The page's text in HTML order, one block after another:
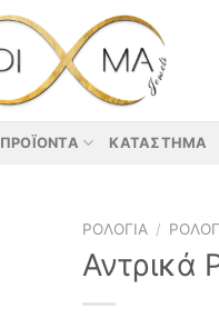
ΠΡΟΪΌΝΤΑ ΚΑΤΆΣΤΗΜΑ
ΡΟΛΌΓΙΑ /
Αντρικά